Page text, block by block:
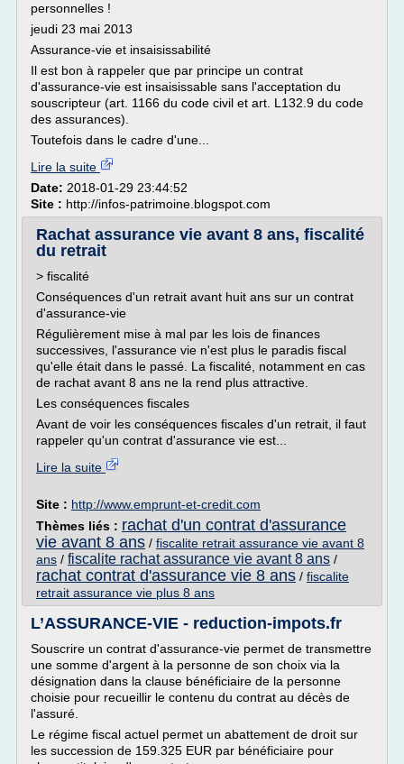
personnelles !
jeudi 23 mai 2013
Assurance-vie et insaisissabilité
Il est bon à rappeler que par principe un contrat
d'assurance-vie est insaisissable sans l'acceptation du
souscripteur (art. 1166 du code civil et art. L132.9 du code
des assurances).
Toutefois dans le cadre d'une...
Lire la suite
Date: 2018-01-29 23:44:52
Site : http://infos-patrimoine.blogspot.com
Rachat assurance vie avant 8 ans, fiscalité
du retrait
> fiscalité
Conséquences d'un retrait avant huit ans sur un contrat
d'assurance-vie
Régulièrement mise à mal par les lois de finances
successives, l'assurance vie n'est plus le paradis fiscal
qu'elle était dans le passé. La fiscalité, notamment en cas
de rachat avant 8 ans ne la rend plus attractive.
Les conséquences fiscales
Avant de voir les conséquences fiscales d'un retrait, il faut
rappeler qu'un contrat d'assurance vie est...
Lire la suite
Site : http://www.emprunt-et-credit.com
Thèmes liés : rachat d'un contrat d'assurance
vie avant 8 ans / fiscalite retrait assurance vie avant 8
ans / fiscalite rachat assurance vie avant 8 ans /
rachat contrat d'assurance vie 8 ans / fiscalite
retrait assurance vie plus 8 ans
L’ASSURANCE-VIE - reduction-impots.fr
Souscrire un contrat d'assurance-vie permet de transmettre
une somme d'argent à la personne de son choix via la
désignation dans la clause bénéficiaire de la personne
choisie pour recueillir le contenu du contrat au décès de
l'assuré.
Le régime fiscal actuel permet un abattement de droit sur
les succession de 159.325 EUR par bénéficiaire pour